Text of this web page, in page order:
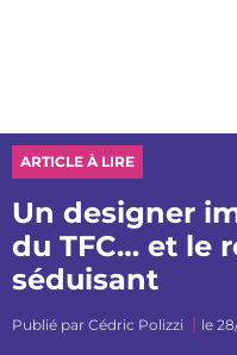
ARTICLE À LIRE
Un designer
du TFC… et le
séduisant
Publié par Cédric Polizzi le